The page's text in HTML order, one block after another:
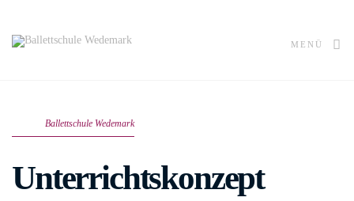
MENÜ
Ballettschule Wedemark
Unterrichtskonzept